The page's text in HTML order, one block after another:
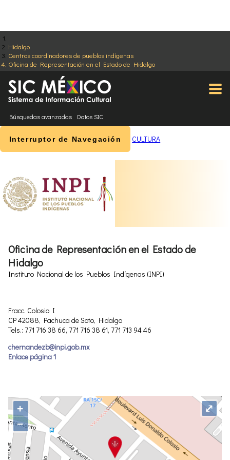
Hidalgo
Centros coordinadores de pueblos indígenas
Oficina de Representación en el Estado de Hidalgo
Búsquedas avanzadas Datos SIC
Interruptor de Navegación CULTURA
Oficina de Representación en el Estado de
Hidalgo
Instituto Nacional de los Pueblos Indígenas (INPI)
Fracc. Colosio I
CP 42088, Pachuca de Soto, Hidalgo
Tels.: 771 716 38 66, 771 716 38 61, 771 713 94 46
chernandezb@inpi.gob.mx
Enlace página 1
+
−
⤢